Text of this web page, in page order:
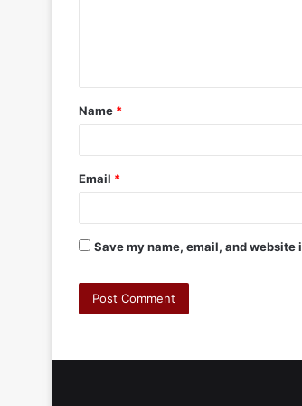
Name *
Email *
Save my name, email, and